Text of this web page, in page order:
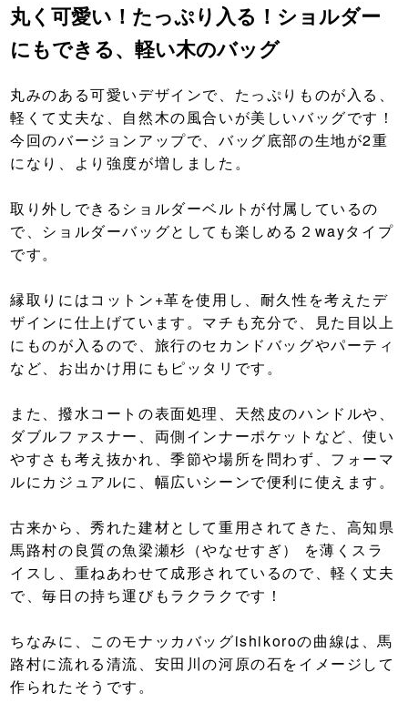
丸く可愛い！たっぷり入る！ショルダー
にもできる、軽い木のバッグ
丸みのある可愛いデザインで、たっぷりものが入る、
軽くて丈夫な、自然木の風合いが美しいバッグです！
今回のバージョンアップで、バッグ底部の生地が2重
になり、より強度が増しました。
取り外しできるショルダーベルトが付属しているの
で、ショルダーバッグとしても楽しめる２wayタイプ
です。
縁取りにはコットン+革を使用し、耐久性を考えたデ
ザインに仕上げています。マチも充分で、見た目以上
にものが入るので、旅行のセカンドバッグやパーティ
など、お出かけ用にもピッタリです。
また、撥水コートの表面処理、天然皮のハンドルや、
ダブルファスナー、両側インナーポケットなど、使い
やすさも考え抜かれ、季節や場所を問わず、フォーマ
ルにカジュアルに、幅広いシーンで便利に使えます。
古来から、秀れた建材として重用されてきた、高知県
馬路村の良質の魚梁瀬杉（やなせすぎ） を薄くスラ
イスし、重ねあわせて成形されているので、軽く丈夫
で、毎日の持ち運びもラクラクです！
ちなみに、このモナッカバッグishikoroの曲線は、馬
路村に流れる清流、安田川の河原の石をイメージして
作られたそうです。